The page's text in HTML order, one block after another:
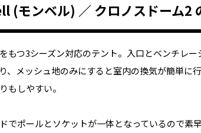
(モンベル) ／ クロノスドーム2
もつ3シーズン対応のテント。入口とベンチレ
、メッシュ地のみにすると室内の換気が簡単に
もしやすい。
でポールとソケットが一体となっているので素